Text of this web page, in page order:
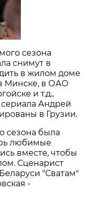
сезона
снимут в
в жилом доме
Минске, в ОАО
и т.д.,
Андрей
в Грузии.
сезона была
любимые
вместе, чтобы
Сценарист
"Сватам"
-